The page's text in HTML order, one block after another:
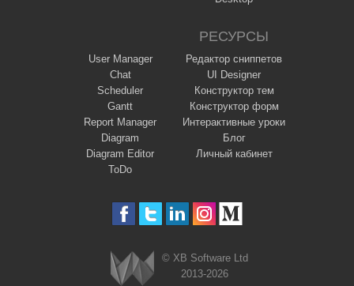
User Manager
Chat
Scheduler
Gantt
Report Manager
Diagram
Diagram Editor
ToDo
РЕСУРСЫ
Редактор сниппетов
UI Designer
Конструктор тем
Конструктор форм
Интерактивные уроки
Блог
Личный кабинет
© XB Software Ltd
2013-2026